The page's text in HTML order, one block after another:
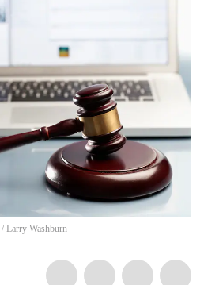
/ Larry Washburn